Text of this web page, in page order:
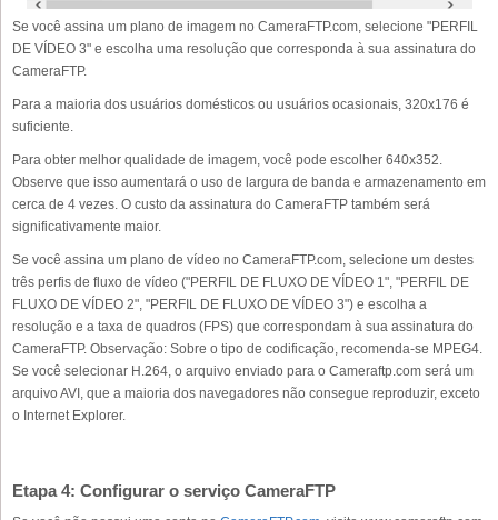
Se você assina um plano de imagem no CameraFTP.com, selecione "PERFIL
DE VÍDEO 3" e escolha uma resolução que corresponda à sua assinatura do
CameraFTP.
Para a maioria dos usuários domésticos ou usuários ocasionais, 320x176 é
suficiente.
Para obter melhor qualidade de imagem, você pode escolher 640x352.
Observe que isso aumentará o uso de largura de banda e armazenamento em
cerca de 4 vezes. O custo da assinatura do CameraFTP também será
significativamente maior.
Se você assina um plano de vídeo no CameraFTP.com, selecione um destes
três perfis de fluxo de vídeo ("PERFIL DE FLUXO DE VÍDEO 1", "PERFIL DE
FLUXO DE VÍDEO 2", "PERFIL DE FLUXO DE VÍDEO 3") e escolha a
resolução e a taxa de quadros (FPS) que correspondam à sua assinatura do
CameraFTP. Observação: Sobre o tipo de codificação, recomenda-se MPEG4.
Se você selecionar H.264, o arquivo enviado para o Cameraftp.com será um
arquivo AVI, que a maioria dos navegadores não consegue reproduzir, exceto
o Internet Explorer.
Etapa 4: Configurar o serviço CameraFTP